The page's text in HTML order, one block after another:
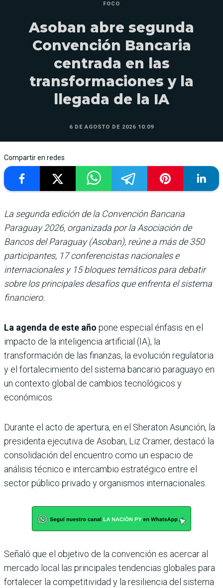
FOCO
Asoban abre segunda
Convención Bancaria
centrada en las
transformaciones y la
llegada de la IA
6 DE AGOSTO DE 2026 10:09
Compartir en redes
La segunda edición de la Convención Bancaria
Paraguay 2026, organizada por la Asociación de
Bancos del Paraguay (Asoban), reúne a más de 350
participantes, 17 conferencistas nacionales e
internacionales y 15 bloques temáticos para debatir
sobre los principales desafíos que enfrenta el sistema
financiero.
La agenda de este año pone especial énfasis en el
impacto de la inteligencia artificial (IA), la
transformación de las finanzas, la evolución regulatoria
y el fortalecimiento del sistema bancario paraguayo en
un contexto global de cambios tecnológicos y
económicos.
Durante el acto de apertura, en el Sheraton Asunción, la
presidenta ejecutiva de Asoban, Liz Cramer, destacó la
consolidación del encuentro como un espacio de
análisis técnico e intercambio estratégico entre el
sector público privado y organismos internacionales.
Señaló que el objetivo de la convención es acercar al
mercado local las principales tendencias globales para
fortalecer la competitividad y la resiliencia del sistema